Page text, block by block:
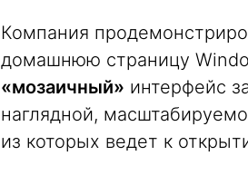
Компания
домашнюю страницу
«мозаичный» интерфейс
наглядной,
из которых ведет к